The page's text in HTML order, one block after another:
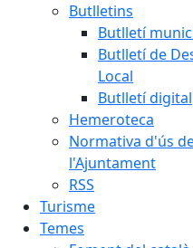
Butlletins
Butlletí
Butlletí de
Local
Butlletí digital
Hemeroteca
Normativa d'ús
l'Ajuntament
RSS
Turisme
Temes